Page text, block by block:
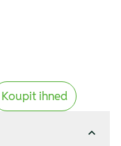
Koupit ihned